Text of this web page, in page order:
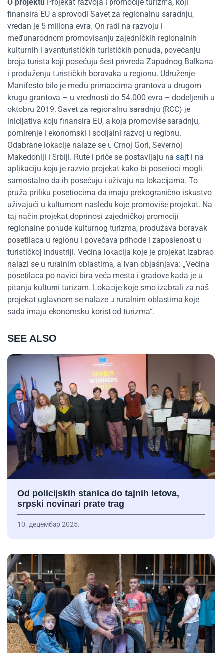
O projektu Projekat razvoja i promocije turizma, koji
finansira EU a sprovodi Savet za regionalnu saradnju,
vredan je 5 miliona evra. On radi na razvoju i
međunarodnom promovisanju zajedničkih regionalnih
kulturnih i avanturističkih turističkih ponuda, povećanju
broja turista koji posećuju šest privreda Zapadnog Balkana
i produženju turističkih boravaka u regionu. Udruženje
Manifesto bilo je među primaocima grantova u drugom
krugu grantova – u vrednosti do 54.000 evra – dodeljenih u
oktobru 2019. Savet za regionalnu saradnju (RCC) je
inicijativa koju finansira EU, a koja promoviše saradnju,
pomirenje i ekonomski i socijalni razvoj u regionu.
Odabrane lokacije nalaze se u Crnoj Gori, Severnoj
Makedoniji i Srbiji. Rute i priče se postavljaju na sajt i na
aplikaciju koju je razvio projekat kako bi posetioci mogli
samostalno da ih posećuju i uživaju na lokacijama. To
pruža priliku posetiocima da imaju prekogranično iskustvo
uživajući u kulturnom nasleđu koje promoviše projekat. Na
taj način projekat doprinosi zajedničkoj promociji
regionalne ponude kulturnog turizma, produžava boravak
posetilaca u regionu i povećava prihode i zaposlenost u
turističkoj industriji. Većina lokacija koje je projekat izabrao
nalazi se u ruralnim oblastima, a Ivan objašnjava: „Većina
posetilaca po navici bira veća mesta i gradove kada je u
pitanju kulturni turizam. Lokacije koje smo izabrali za naš
projekat uglavnom se nalaze u ruralnim oblastima koje
sada imaju ekonomsku korist od turizma“.
SEE ALSO
Od policijskih stanica do tajnih letova,
srpski novinari prate trag
10. децембар 2025.